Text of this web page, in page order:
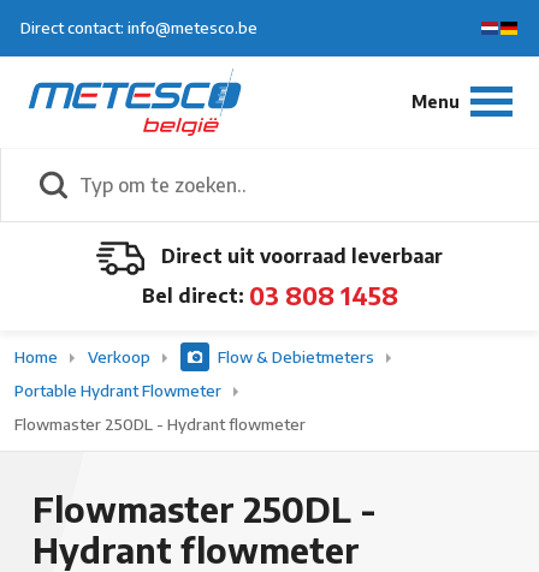
Direct contact: info@metesco.be
Direct uit voorraad leverbaar
Bel direct: 03 808 1458
Home Verkoop
Flow & Debietmeters
Portable Hydrant Flowmeter
Flowmaster 250DL - Hydrant flowmeter
Flowmaster 250DL -
Hydrant flowmeter